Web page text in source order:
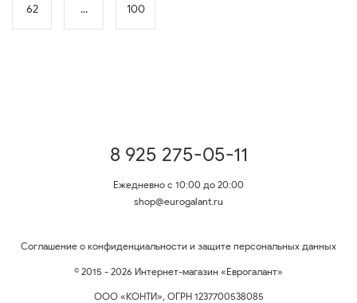
62 ... 100
8 925 275-05-11
Ежедневно с 10:00 до 20:00
shop@eurogalant.ru
Соглашение о конфиденциальности и защите персональных данных
© 2015 - 2026 Интернет-магазин «Еврогалант»
ООО «КОНТИ», ОГРН 1237700538085